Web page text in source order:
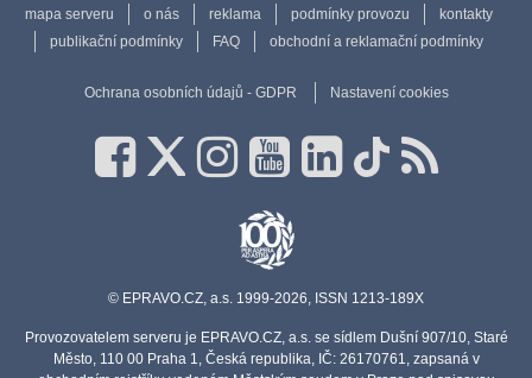
mapa serveru o nás reklama podmínky provozu
kontakty
publikační podmínky
FAQ obchodní a reklamační podmínky
Ochrana osobních údajů - GDPR Nastavení cookies
© EPRAVO.CZ, a.s. 1999-2026, ISSN 1213-189X
Provozovatelem serveru je EPRAVO.CZ, a.s. se sídlem Dušní 907/10, Staré
Město, 110 00 Praha 1, Česká republika, IČ: 26170761, zapsaná v